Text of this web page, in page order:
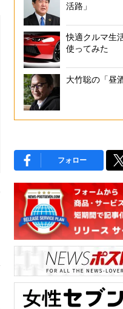
活路」
快適クルマ生
使ってみた
大竹聡の「昼
フォロー